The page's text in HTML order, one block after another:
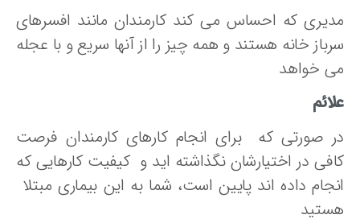
که احساس می کند کارمندان مانند افسرهای
خانه هستند و همه چیز را از آنها سریع و با عجله
خواهد
صورتی که برای انجام کارهای کارمندان فرصت
در اختیارشان نگذاشته اید و کیفیت کارهایی که
داده اند پایین است، شما به این بیماری مبتلا